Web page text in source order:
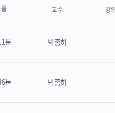
교수 강
분 박종하
분 박종하